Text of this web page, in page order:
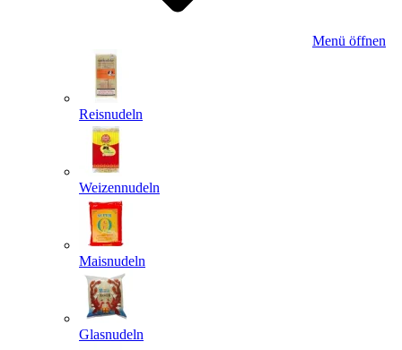
Menü öffnen
Reisnudeln
Weizennudeln
Maisnudeln
Glasnudeln